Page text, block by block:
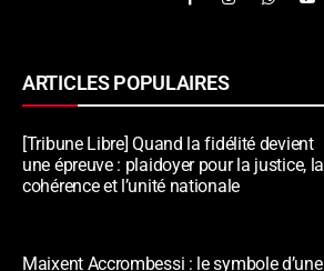
ARTICLES POPULAIRES
[Tribune Libre] Quand la fidélité devient
une épreuve : plaidoyer pour la justice, la
cohérence et l’unité nationale
Maixent Accrombessi : le symbole d’une